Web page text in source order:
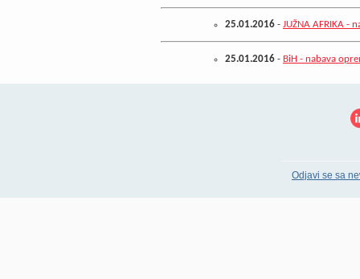
25.01.2016 - JUŽNA AFRIKA -
25.01.2016 - BiH - nabava
Odjavi se sa